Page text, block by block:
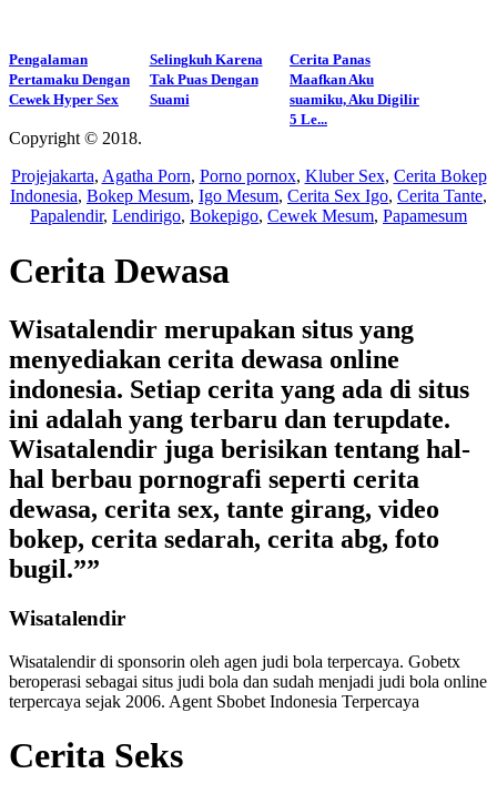
Pengalaman
Pertamaku Dengan
Cewek Hyper Sex
Selingkuh Karena
Tak Puas Dengan
Suami
Cerita Panas
Maafkan Aku
suamiku, Aku Digilir
5 Le...
Copyright © 2018.
Projejakarta, Agatha Porn, Porno pornox, Kluber Sex, Cerita Bokep
Indonesia, Bokep Mesum, Igo Mesum, Cerita Sex Igo, Cerita Tante,
Papalendir, Lendirigo, Bokepigo, Cewek Mesum, Papamesum
Cerita Dewasa
Wisatalendir merupakan situs yang
menyediakan cerita dewasa online
indonesia. Setiap cerita yang ada di situs
ini adalah yang terbaru dan terupdate.
Wisatalendir juga berisikan tentang hal-
hal berbau pornografi seperti cerita
dewasa, cerita sex, tante girang, video
bokep, cerita sedarah, cerita abg, foto
bugil.””
Wisatalendir
Wisatalendir di sponsorin oleh agen judi bola terpercaya. Gobetx
beroperasi sebagai situs judi bola dan sudah menjadi judi bola online
terpercaya sejak 2006. Agent Sbobet Indonesia Terpercaya
Cerita Seks